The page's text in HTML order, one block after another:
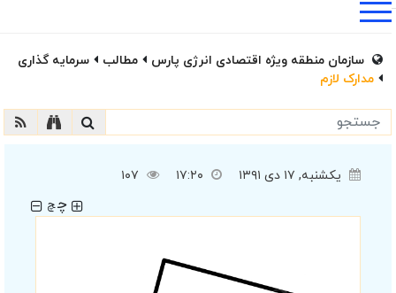
سازمان منطقه ویژه اقتصادی انرژی پارس مطالب
سرمایه گذاری
مدارک لازم
یکشنبه, ۱۷ دی ۱۳۹۱ ۱۷:۲۰ ۱۰۷
چچ